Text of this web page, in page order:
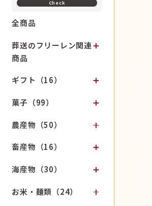
全商品
葬送のフリーレン関連
商品
ギフト（16）
菓子（99）
農産物（50）
畜産物（16）
海産物（30）
お米・麺類（24）